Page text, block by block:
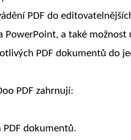
PDF do
PowerPoint, a také
PDF dokumentů do
PDF zahrnují:
PDF dokumentů.